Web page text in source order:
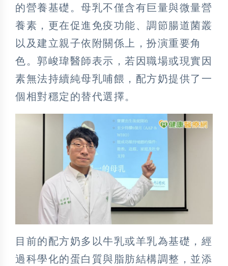
的營養基礎。母乳不僅含有巨量與微量營
養素，更在促進免疫功能、調節腸道菌叢
以及建立親子依附關係上，扮演重要角
色。郭峻瑋醫師表示，若因職場或現實因
素無法持續純母乳哺餵，配方奶提供了一
個相對穩定的替代選擇。
目前的配方奶多以牛乳或羊乳為基礎，經
過科學化的蛋白質與脂肪結構調整，並添